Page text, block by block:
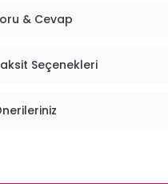
& Cevap
Seçenekleri